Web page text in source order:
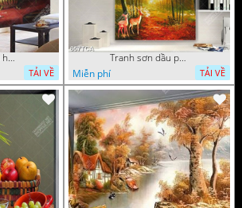
Tranh sơn dầu hoa quả tĩnh vật nghệ thuật gắn tường
TẢI VỀ
Tranh sơn dầu phong cảnh mùa thu cây lá vàng và nai trang trí tường
Miễn phí
TẢI VỀ